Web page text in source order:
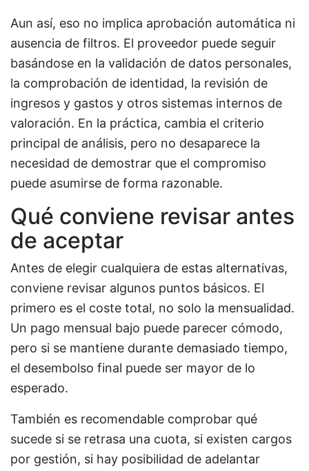
Aun así, eso no implica aprobación automática ni
ausencia de filtros. El proveedor puede seguir
basándose en la validación de datos personales,
la comprobación de identidad, la revisión de
ingresos y gastos y otros sistemas internos de
valoración. En la práctica, cambia el criterio
principal de análisis, pero no desaparece la
necesidad de demostrar que el compromiso
puede asumirse de forma razonable.
Qué conviene revisar antes
de aceptar
Antes de elegir cualquiera de estas alternativas,
conviene revisar algunos puntos básicos. El
primero es el coste total, no solo la mensualidad.
Un pago mensual bajo puede parecer cómodo,
pero si se mantiene durante demasiado tiempo,
el desembolso final puede ser mayor de lo
esperado.
También es recomendable comprobar qué
sucede si se retrasa una cuota, si existen cargos
por gestión, si hay posibilidad de adelantar